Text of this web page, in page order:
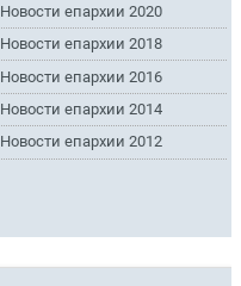
Новости епархии 2020
Новости епархии 2018
Новости епархии 2016
Новости епархии 2014
Новости епархии 2012